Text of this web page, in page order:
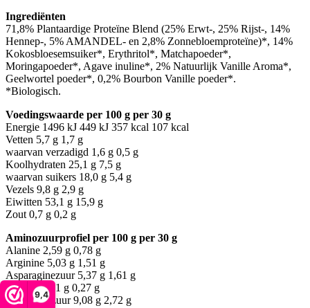
9,4
Ingrediënten
71,8% Plantaardige Proteïne Blend (25% Erwt-, 25% Rijst-, 14%
Hennep-, 5% AMANDEL- en 2,8% Zonnebloemproteïne)*, 14%
Kokosbloesemsuiker*, Erythritol*, Matchapoeder*,
Moringapoeder*, Agave inuline*, 2% Natuurlijk Vanille Aroma*,
Geelwortel poeder*, 0,2% Bourbon Vanille poeder*.
*Biologisch.
Voedingswaarde per 100 g per 30 g
Energie 1496 kJ 449 kJ 357 kcal 107 kcal
Vetten 5,7 g 1,7 g
waarvan verzadigd 1,6 g 0,5 g
Koolhydraten 25,1 g 7,5 g
waarvan suikers 18,0 g 5,4 g
Vezels 9,8 g 2,9 g
Eiwitten 53,1 g 15,9 g
Zout 0,7 g 0,2 g
Aminozuurprofiel per 100 g per 30 g
Alanine 2,59 g 0,78 g
Arginine 5,03 g 1,51 g
Asparaginezuur 5,37 g 1,61 g
Cystine 0,91 g 0,27 g
Glutaminezuur 9,08 g 2,72 g